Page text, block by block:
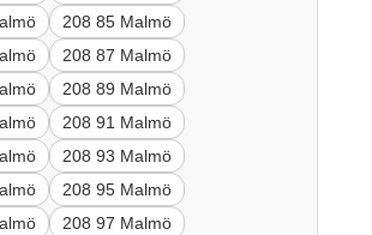
208 85 Malmö
208 87 Malmö
208 89 Malmö
208 91 Malmö
208 93 Malmö
208 95 Malmö
208 97 Malmö